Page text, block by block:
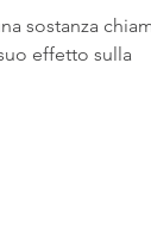
sostanza
effetto sulla